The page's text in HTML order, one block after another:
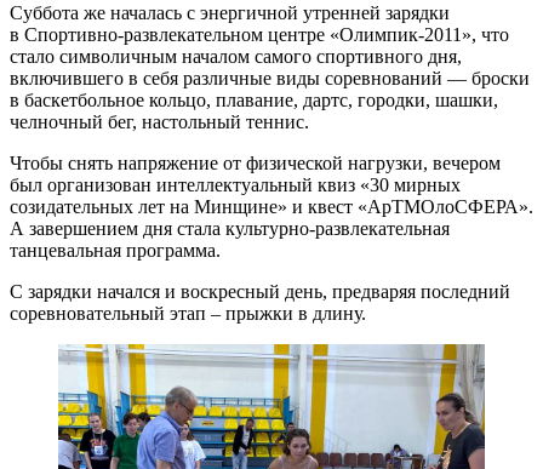
Суббота же началась с энергичной утренней зарядки
в Спортивно-развлекательном центре «Олимпик-2011», что
стало символичным началом самого спортивного дня,
включившего в себя различные виды соревнований — броски
в баскетбольное кольцо, плавание, дартс, городки, шашки,
челночный бег, настольный теннис.
Чтобы снять напряжение от физической нагрузки, вечером
был организован интеллектуальный квиз «30 мирных
созидательных лет на Минщине» и квест «АрТМОлоСФЕРА».
А завершением дня стала культурно-развлекательная
танцевальная программа.
С зарядки начался и воскресный день, предваряя последний
соревновательный этап – прыжки в длину.